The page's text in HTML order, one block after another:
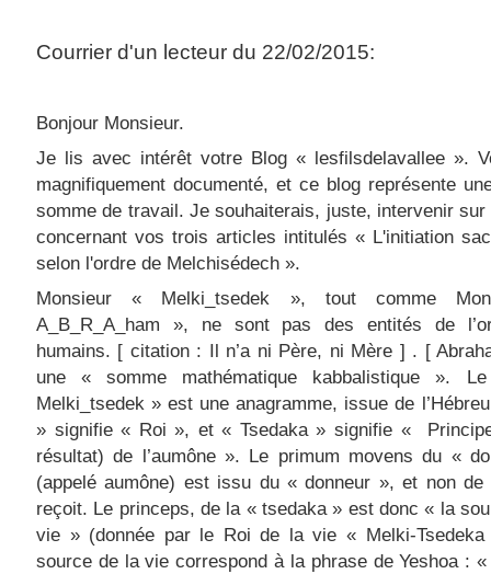
Courrier d'un lecteur du 22/02/2015:
Bonjour Monsieur.
Je lis avec intérêt votre Blog « lesfilsdelavallee ».
magnifiquement documenté, et ce blog représente
somme de travail. Je souhaiterais, juste, intervenir sur
concernant vos trois articles intitulés « L'initiation
selon l'ordre de Melchisédech ».
Monsieur « Melki_tsedek », tout comme
A_B_R_A_ham », ne sont pas des entités de
humains. [ citation : Il n’a ni Père, ni Mère ] . [
une « somme mathématique kabbalistique ».
Melki_tsedek » est une anagramme, issue de
» signifie « Roi », et « Tsedaka » signifie «
résultat) de l’aumône ». Le primum movens du «
(appelé aumône) est issu du « donneur », et non de
reçoit. Le princeps, de la « tsedaka » est donc « la
vie » (donnée par le Roi de la vie « Melki-Tsedeka
source de la vie correspond à la phrase de Yeshoa :